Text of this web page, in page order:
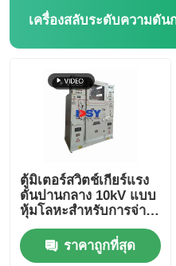
อุปกรณ์สวิตช์เกียร์หุ้มฉนว
ชุดสวิตช์เกียร์หุ้มฉนวนแบ
สวิตช์เกียร์วงแหวน
สถานีย่อยประเภทกล่อง
กล่องต่อสายสาขา
เครื่องสลับระดับความดัน
ตู้มิเตอร์สวิตช์เกียร์แรง
ดันปานกลาง 10kV แบบ
หุ้มโลหะสำหรับการจ่าย
พลังงาน
ราคาถูกที่สุด